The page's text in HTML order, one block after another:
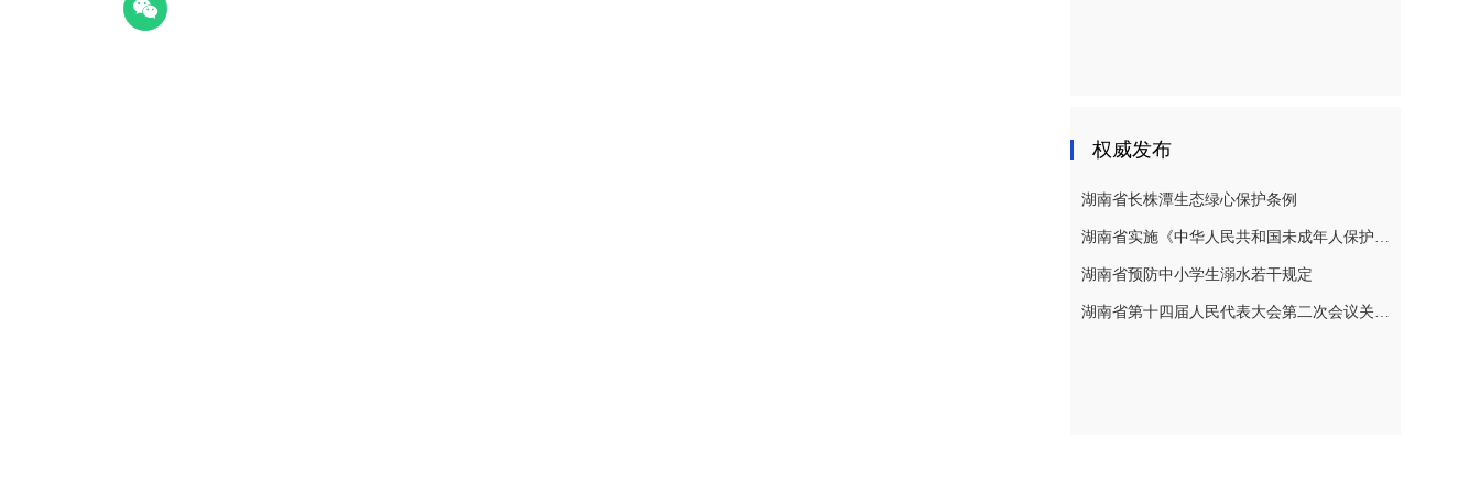
权威发布
湖南省长株潭生态绿心保护条例
湖南省实施《中华人民共和国未成年人保护法》若干规定
湖南省预防中小学生溺水若干规定
湖南省第十四届人民代表大会第二次会议关于湖南省人民代表大会常务委员会工作报告的决议